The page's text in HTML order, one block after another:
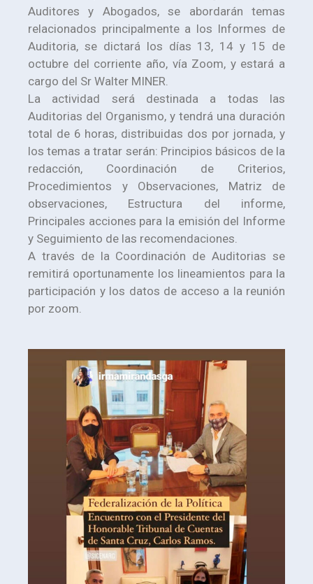
Auditores y Abogados, se abordarán temas
relacionados principalmente a los Informes de
Auditoria, se dictará los días 13, 14 y 15 de
octubre del corriente año, vía Zoom, y estará a
cargo del Sr Walter MINER.
La actividad será destinada a todas las
Auditorias del Organismo, y tendrá una duración
total de 6 horas, distribuidas dos por jornada, y
los temas a tratar serán: Principios básicos de la
redacción, Coordinación de Criterios,
Procedimientos y Observaciones, Matriz de
observaciones, Estructura del informe,
Principales acciones para la emisión del Informe
y Seguimiento de las recomendaciones.
A través de la Coordinación de Auditorias se
remitirá oportunamente los lineamientos para la
participación y los datos de acceso a la reunión
por zoom.